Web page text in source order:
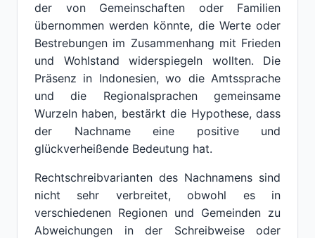
der von Gemeinschaften oder Familien
übernommen werden könnte, die Werte oder
Bestrebungen im Zusammenhang mit Frieden
und Wohlstand widerspiegeln wollten. Die
Präsenz in Indonesien, wo die Amtssprache
und die Regionalsprachen gemeinsame
Wurzeln haben, bestärkt die Hypothese, dass
der Nachname eine positive und
glückverheißende Bedeutung hat.
Rechtschreibvarianten des Nachnamens sind
nicht sehr verbreitet, obwohl es in
verschiedenen Regionen und Gemeinden zu
Abweichungen in der Schreibweise oder